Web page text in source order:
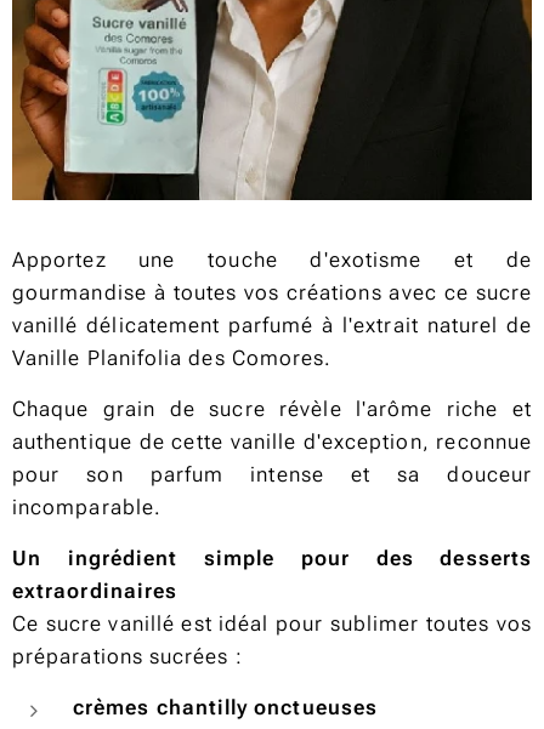
Apportez une touche d'exotisme et de
gourmandise à toutes vos créations avec ce sucre
vanillé délicatement parfumé à l'extrait naturel de
Vanille Planifolia des Comores.
Chaque grain de sucre révèle l'arôme riche et
authentique de cette vanille d'exception, reconnue
pour son parfum intense et sa douceur
incomparable.
Un ingrédient simple pour des desserts
extraordinaires
Ce sucre vanillé est idéal pour sublimer toutes vos
préparations sucrées :
crèmes chantilly onctueuses